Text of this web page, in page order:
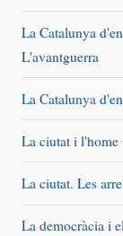
La Catalunya
L'avantguerra
La Catalunya
La ciutat i l'home
La ciutat. Les
La democràcia i